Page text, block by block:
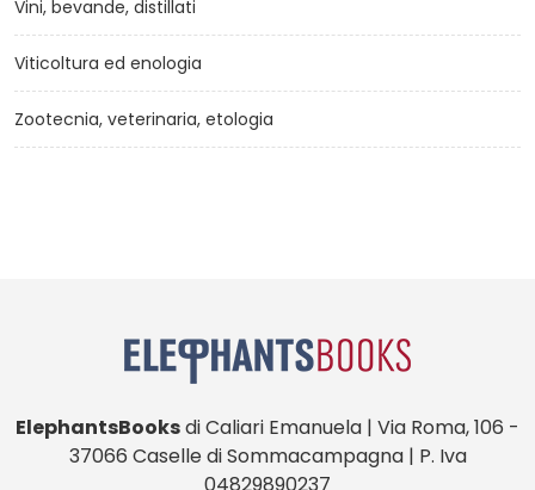
Vini, bevande, distillati
Viticoltura ed enologia
Zootecnia, veterinaria, etologia
ElephantsBooksdi Caliari Emanuela | Via Roma, 106 -
37066 Caselle di Sommacampagna | P. Iva
04829890237